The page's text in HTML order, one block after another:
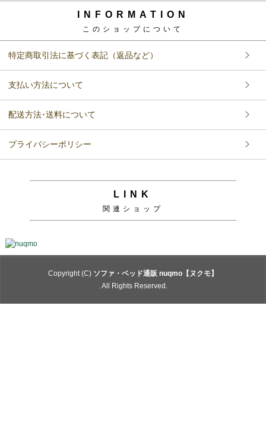
INFORMATION
このショップについて
特定商取引法に基づく表記（返品など）
支払い方法について
配送方法･送料について
プライバシーポリシー
LINK
関連ショップ
Copyright (C) ソファ・ベッド通販 nuqmo【ヌクモ】
. All Rights Reserved.